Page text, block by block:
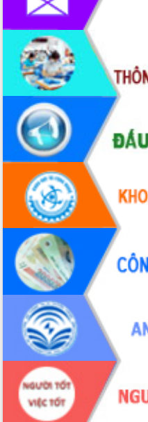
Định vị cà phê Việt Nam như một “di
sản sống” trong dòng chảy toàn cầu
Xây dựng nông thôn mới: Nâng cao đời
sống người dân từ những mô hình thiết
thực
Quyết liệt tháo gỡ vướng mắc, đẩy
nhanh tiến độ các dự án trọng điểm
trong Khu kinh tế Nam Phú Yên
Hòn Yến phát triển du lịch gắn với bảo
tồn biển
Lấy ý kiến điều chỉnh Quy hoạch tỉnh
Đắk Lắk thời kỳ 2021-2030, tầm nhìn
đến năm 2050
Phát động chiến dịch 30 ngày đêm
giải phóng mặt bằng Tuyến đường bộ
ven biển
Đắk Lắk nỗ lực thúc đẩy tăng trưởng
kinh tế từ 10% trở lên trong Quý
II/2026
Đắk Lắk ký kết thỏa thuận hợp tác về
chuyển đổi số giai đoạn 2026 – 2030
với Tập đoàn Bưu chính Viễn thông
Việt Nam
Thứ trưởng Bộ Y tế làm việc với tỉnh
Đắk Lắk về phát triển nhân lực y tế
cho trạm y tế cấp xã
Du lịch Đắk Lắk nâng tầm trải nghiệm